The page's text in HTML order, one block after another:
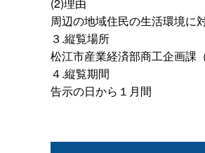
周辺の地域住民の生活環境に
３.縦覧場所
松江市産業経済部商工企画課
４.縦覧期間
告示の日から１月間